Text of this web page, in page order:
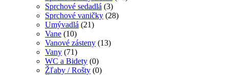
Sprchové sedadlá (3)
Sprchové vaničky (28)
Umývadlá (21)
Vane (10)
Vanové zásteny (13)
Vany (71)
WC a Bidety (0)
Žľaby / Rošty (0)